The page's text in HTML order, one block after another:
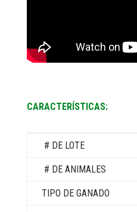
CARACTERÍSTICAS: